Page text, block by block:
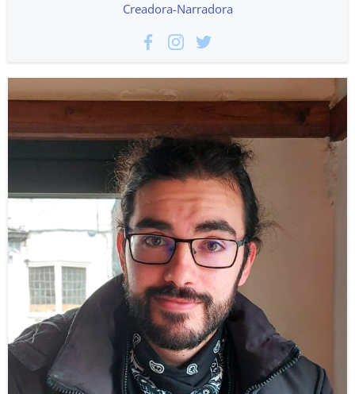
Creadora-Narradora